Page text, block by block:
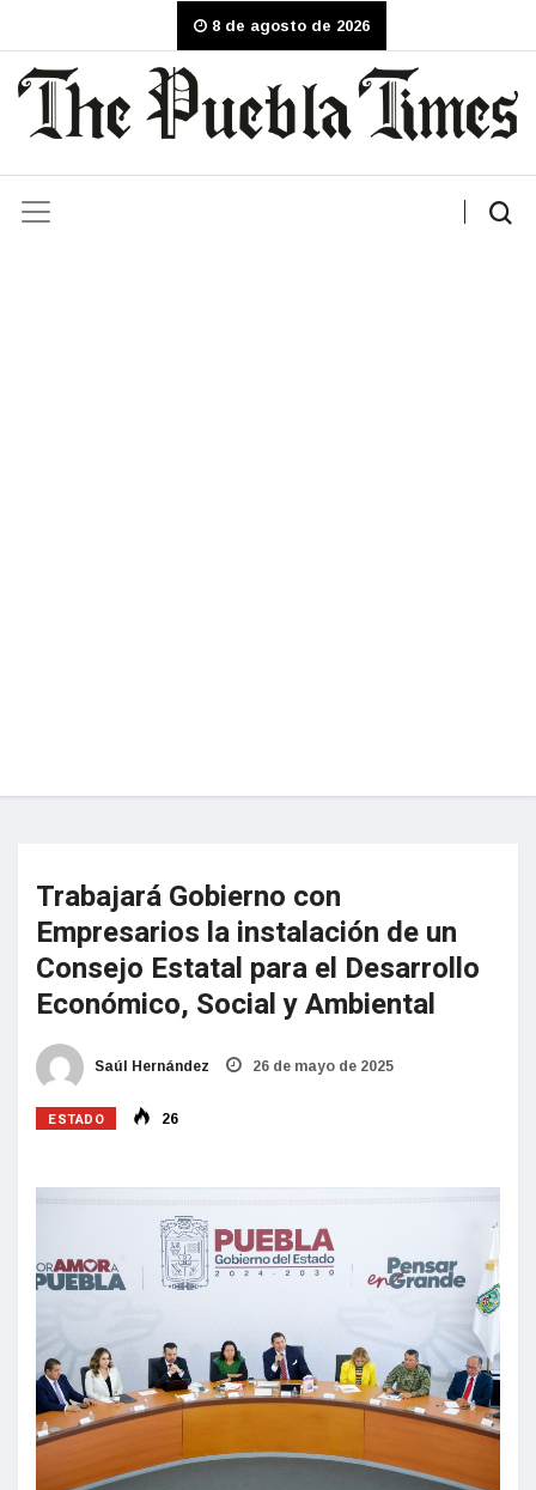
8 de agosto de 2026
Trabajará Gobierno con
Empresarios la instalación de un
Consejo Estatal para el Desarrollo
Económico, Social y Ambiental
Saúl Hernández 26 de mayo de 2025
ESTADO 26